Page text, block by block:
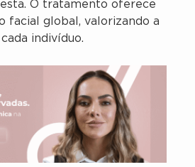
O tratamento oferece
facial global, valorizando a
indivíduo.